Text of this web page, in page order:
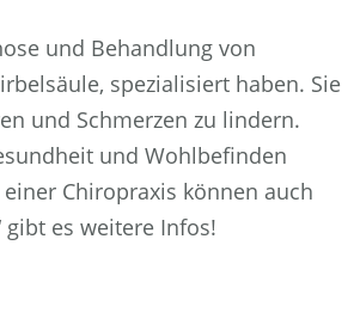
und Behandlung von
spezialisiert haben. Sie
und Schmerzen zu lindern.
und Wohlbefinden
Chiropraxis können auch
gibt es weitere Infos!